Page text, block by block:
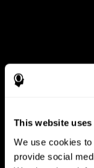
This website
We use cookies
provide social